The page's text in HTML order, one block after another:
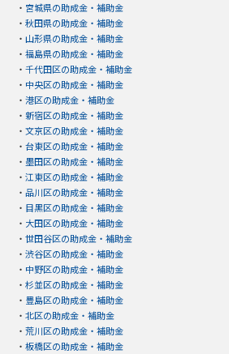
・ 宮城県の助成金・補助金
・ 秋田県の助成金・補助金
・ 山形県の助成金・補助金
・ 福島県の助成金・補助金
・ 千代田区の助成金・補助金
・ 中央区の助成金・補助金
・ 港区の助成金・補助金
・ 新宿区の助成金・補助金
・ 文京区の助成金・補助金
・ 台東区の助成金・補助金
・ 墨田区の助成金・補助金
・ 江東区の助成金・補助金
・ 品川区の助成金・補助金
・ 目黒区の助成金・補助金
・ 大田区の助成金・補助金
・ 世田谷区の助成金・補助金
・ 渋谷区の助成金・補助金
・ 中野区の助成金・補助金
・ 杉並区の助成金・補助金
・ 豊島区の助成金・補助金
・ 北区の助成金・補助金
・ 荒川区の助成金・補助金
・ 板橋区の助成金・補助金